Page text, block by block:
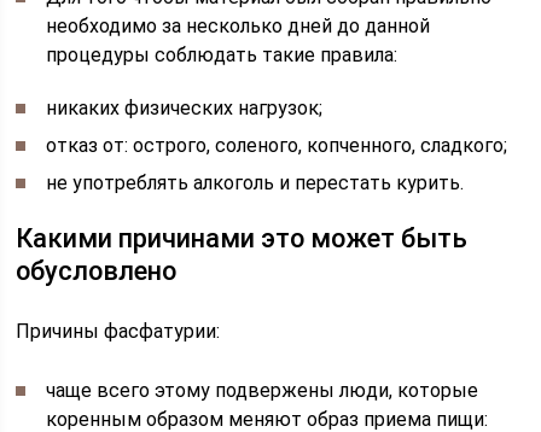
необходимо за несколько дней до данной
процедуры соблюдать такие правила:
никаких физических нагрузок;
отказ от: острого, соленого, копченного, сладкого;
не употреблять алкоголь и перестать курить.
Какими причинами это может быть
обусловлено
Причины фасфатурии:
чаще всего этому подвержены люди, которые
коренным образом меняют образ приема пищи: